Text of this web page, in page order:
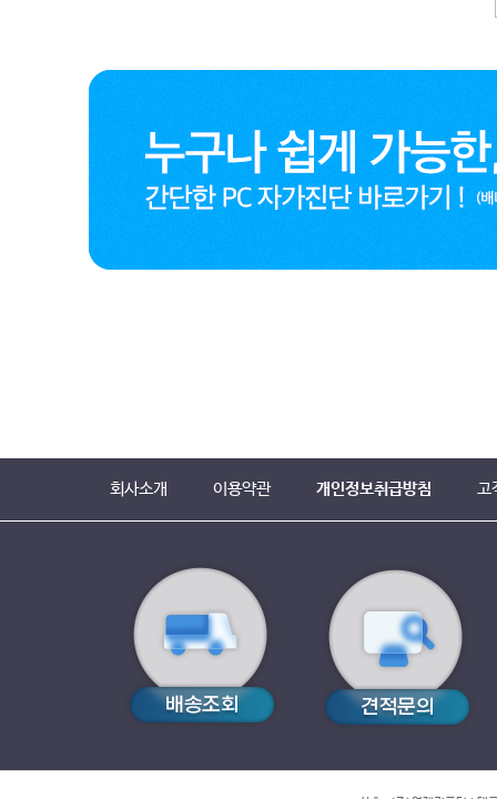
회사소개 이용약관 개인정보취급방침 고